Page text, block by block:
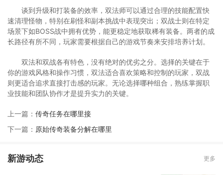
谈到升级和打装备的效率，双法师可以通过合理的技能配置快
速清理怪物，特别在刷怪和副本挑战中表现突出；双战士则在特定
场景下如BOSS战中拥有优势，能更稳定地获取稀有装备。两者的成
长路径有所不同，玩家需要根据自己的游戏节奏来安排培养计划。
双法和双战各有特色，没有绝对的优劣之分。选择的关键在于
你的游戏风格和操作习惯，双法适合喜欢策略和控制的玩家，双战
则更适合追求直接打击感的玩家。无论选择哪种组合，熟练掌握职
业技能和团队协作才是提升实力的关键。
上一篇： 传奇任务在哪里接
下一篇： 原始传奇装备分解在哪里
新游动态 更多